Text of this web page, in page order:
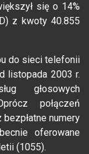
się o 14%
z kwoty 40.855
do sieci telefonii
listopada 2003 r.
głosowych
połączeń
numery
oferowane
(1055).